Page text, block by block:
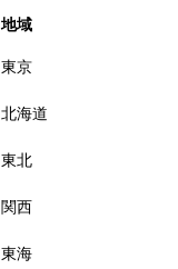
地域
東京
北海道
東北
関西
東海